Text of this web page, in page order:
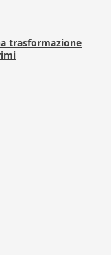
trasformazione